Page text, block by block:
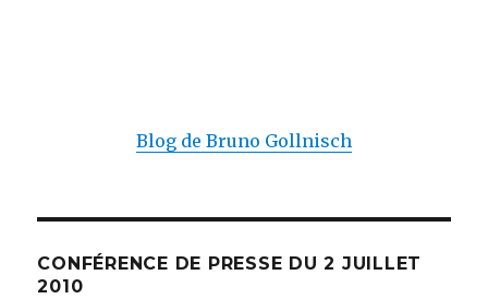
Blog de Bruno Gollnisch
CONFÉRENCE DE PRESSE DU 2 JUILLET
2010